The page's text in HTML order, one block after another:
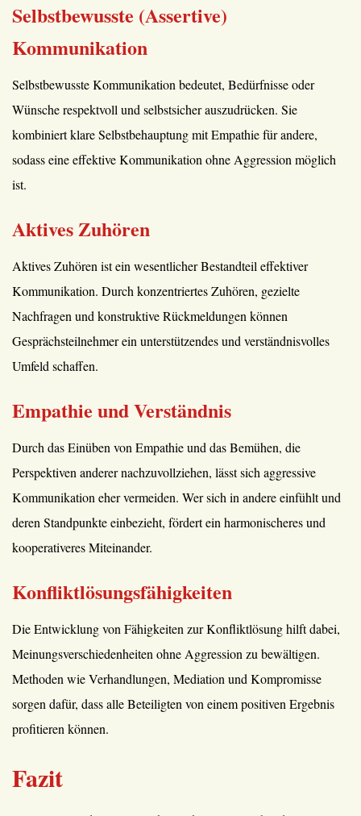
Selbstbewusste (Assertive)
Kommunikation
Selbstbewusste Kommunikation bedeutet, Bedürfnisse oder
Wünsche respektvoll und selbstsicher auszudrücken. Sie
kombiniert klare Selbstbehauptung mit Empathie für andere,
sodass eine effektive Kommunikation ohne Aggression möglich
ist.
Aktives Zuhören
Aktives Zuhören ist ein wesentlicher Bestandteil effektiver
Kommunikation. Durch konzentriertes Zuhören, gezielte
Nachfragen und konstruktive Rückmeldungen können
Gesprächsteilnehmer ein unterstützendes und verständnisvolles
Umfeld schaffen.
Empathie und Verständnis
Durch das Einüben von Empathie und das Bemühen, die
Perspektiven anderer nachzuvollziehen, lässt sich aggressive
Kommunikation eher vermeiden. Wer sich in andere einfühlt und
deren Standpunkte einbezieht, fördert ein harmonischeres und
kooperativeres Miteinander.
Konfliktlösungsfähigkeiten
Die Entwicklung von Fähigkeiten zur Konfliktlösung hilft dabei,
Meinungsverschiedenheiten ohne Aggression zu bewältigen.
Methoden wie Verhandlungen, Mediation und Kompromisse
sorgen dafür, dass alle Beteiligten von einem positiven Ergebnis
profitieren können.
Fazit